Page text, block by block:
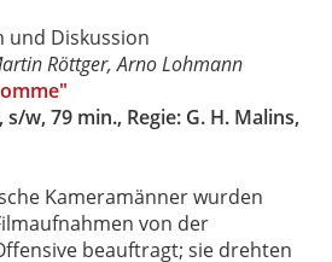
und Diskussion
Röttger, Arno Lohmann
w, 79 min., Regie: G. H. Malins,
Kameramänner wurden
von der
beauftragt; sie drehten